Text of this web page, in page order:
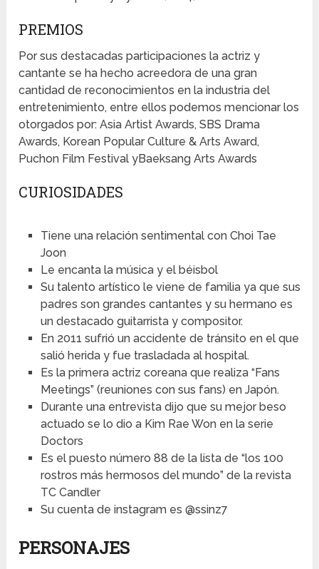
PREMIOS
Por sus destacadas participaciones la actriz y
cantante se ha hecho acreedora de una gran
cantidad de reconocimientos en la industria del
entretenimiento, entre ellos podemos mencionar los
otorgados por: Asia Artist Awards, SBS Drama
Awards, Korean Popular Culture & Arts Award,
Puchon Film Festival yBaeksang Arts Awards
CURIOSIDADES
Tiene una relación sentimental con Choi Tae
Joon
Le encanta la música y el béisbol
Su talento artístico le viene de familia ya que sus
padres son grandes cantantes y su hermano es
un destacado guitarrista y compositor.
En 2011 sufrió un accidente de tránsito en el que
salió herida y fue trasladada al hospital.
Es la primera actriz coreana que realiza “Fans
Meetings” (reuniones con sus fans) en Japón.
Durante una entrevista dijo que su mejor beso
actuado se lo dio a Kim Rae Won en la serie
Doctors
Es el puesto número 88 de la lista de “los 100
rostros más hermosos del mundo” de la revista
TC Candler
Su cuenta de instagram es @ssinz7
PERSONAJES